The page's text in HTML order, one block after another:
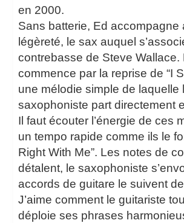
en 2000.
Sans batterie, Ed accompagne
légèreté, le sax auquel
contrebasse de Steve Wallace.
commence par la reprise de “I
une mélodie simple de laquelle
saxophoniste part directement
Il faut écouter l’énergie de ces
un tempo rapide comme ils le font
Right With Me”. Les notes de
détalent, le saxophoniste
accords de guitare le suivent
J’aime comment le guitariste
déploie ses phrases